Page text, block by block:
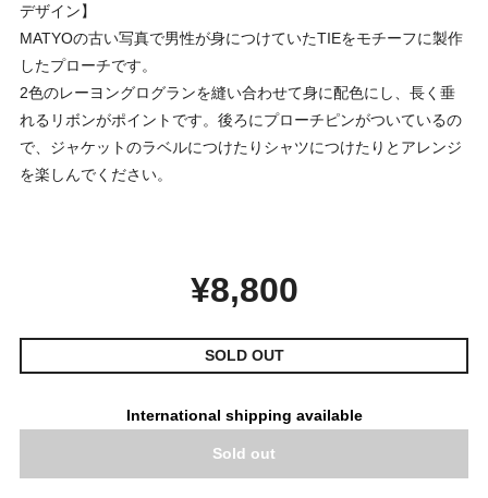
デザイン】
MATYOの古い写真で男性が身につけていたTIEをモチーフに製作
したプローチです。
2色のレーヨングログランを縫い合わせて身に配色にし、長く垂
れるリボンがポイントです。後ろにプローチピンがついているの
で、ジャケットのラベルにつけたりシャツにつけたりとアレンジ
を楽しんでください。
¥8,800
SOLD OUT
International shipping available
Sold out